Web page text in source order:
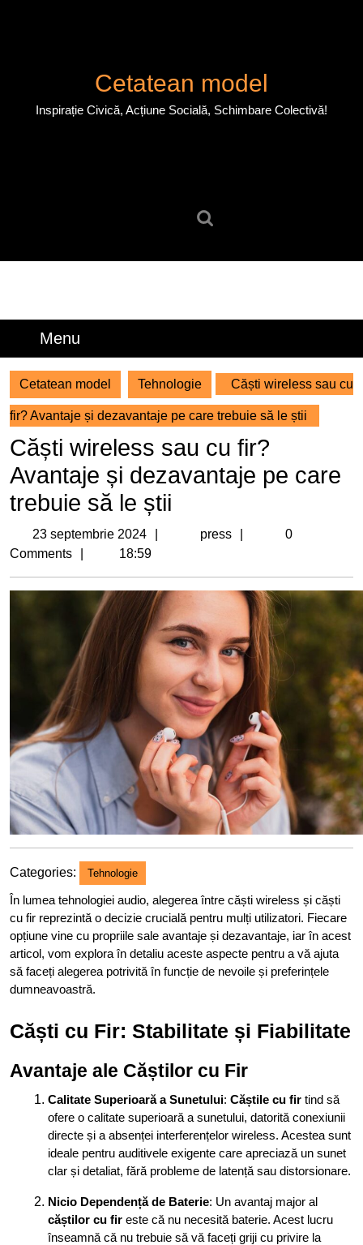
Cetatean model
Inspirație Civică, Acțiune Socială, Schimbare Colectivă!
Menu
Cetatean model Tehnologie Căști wireless sau cu
fir? Avantaje și dezavantaje pe care trebuie să le știi
Căști wireless sau cu fir?
Avantaje și dezavantaje pe care
trebuie să le știi
23 septembrie 2024 press press0
Comments
18:59
Categories: Tehnologie
În lumea tehnologiei audio, alegerea între căști wireless și căști
cu fir reprezintă o decizie crucială pentru mulți utilizatori. Fiecare
opțiune vine cu propriile sale avantaje și dezavantaje, iar în acest
articol, vom explora în detaliu aceste aspecte pentru a vă ajuta
să faceți alegerea potrivită în funcție de nevoile și preferințele
dumneavoastră.
Căști cu Fir: Stabilitate și Fiabilitate
Avantaje ale Căștilor cu Fir
Calitate Superioară a Sunetului: Căștile cu fir tind să
ofere o calitate superioară a sunetului, datorită conexiunii
directe și a absenței interferențelor wireless. Acestea sunt
ideale pentru auditivele exigente care apreciază un sunet
clar și detaliat, fără probleme de latență sau distorsionare.
Nicio Dependență de Baterie: Un avantaj major al
căștilor cu fir este că nu necesită baterie. Acest lucru
înseamnă că nu trebuie să vă faceți griji cu privire la